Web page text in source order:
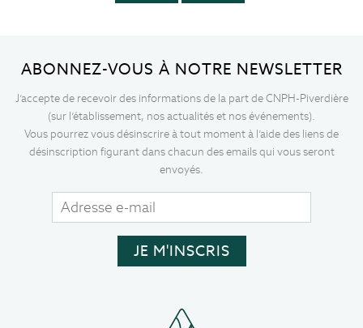
ABONNEZ-VOUS À NOTRE NEWSLETTER
J’accepte de recevoir des informations de la part de CNPH-Piverdière
(sur l’établissement, nos actualités et nos événements).
Vous pourrez vous désinscrire à tout moment à l’aide des liens de
désinscription figurant dans chacun des emails qui vous seront
envoyés.